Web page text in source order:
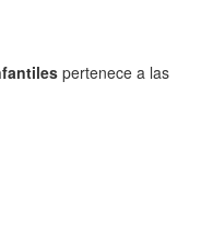
pertenece a las